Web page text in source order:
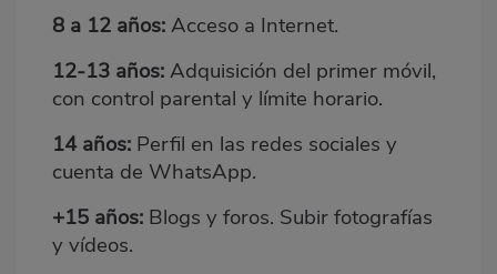
8 a 12 años:Acceso a Internet.
12-13 años:Adquisición del primer móvil,
con control parental y límite horario.
14 años: Perfil en las redes sociales y
cuenta de WhatsApp.
+15 años: Blogs y foros. Subir fotografías
y vídeos.